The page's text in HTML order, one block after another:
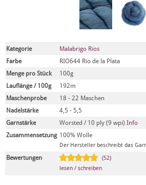
Kategorie
Malabrigo Rios
Farbe
RIO644 Rio de la Plata
Menge pro Stück
100g
Lauflänge / 100g
192m
Maschenprobe
18 - 22 Maschen
Nadelstärke
4,5 - 5,5
Garnstärke
Worsted / 10 ply (9 wpi) Info
Zusammensetzung 100% Wolle
Der Hersteller beschreibt das
Bewertungen
(52)
lesen / schreiben